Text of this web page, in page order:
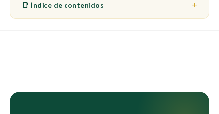
📑 Índice de contenidos